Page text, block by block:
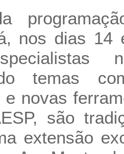
nos dias 14
temas
e novas
são
extensão